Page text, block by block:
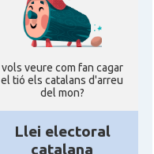
vols veure com fan cagar
el tió els catalans d'arreu
del mon?
Llei electoral
catalana